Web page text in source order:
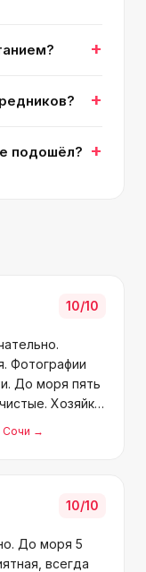
+
+
подошёл? +
10/10
Фотографии
До моря пять
Хозяйка
на
Сочи →
10/10
До моря 5
всегда